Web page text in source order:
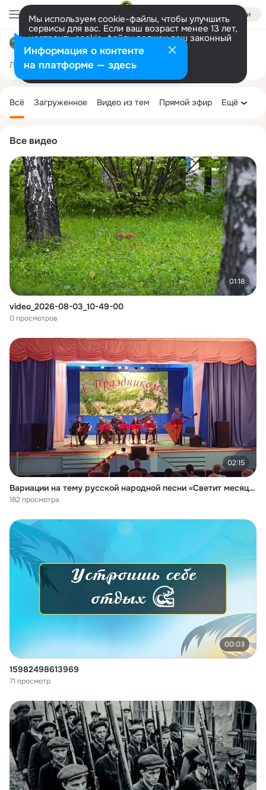
Войти
Мы используем cookie-файлы, чтобы улучшить
сервисы для вас. Если ваш возраст менее 13 лет,
настроить cookie-файлы должен ваш законный
представитель. Больше информации
Разрешить все Настроить
Доволенская детская школа искусств (ДШИ)
Лента Участники 411 Темы 925
Все видео
01:18
video_2026-08-03_10-49-00
0 просмотров
02:15
Вариации на тему русской народной песни «Светит месяц». Исполняет ансамбль русских народных инструментов «Русская фантазия», художественный руководитель Темирлан Талгатович Омаров.
182 просмотра
00:03
15982498613969
71 просмотр
колонка
Всё Загруженное Видео из тем Прямой эфир Ещё
Информация о контенте
на платформе — здесь